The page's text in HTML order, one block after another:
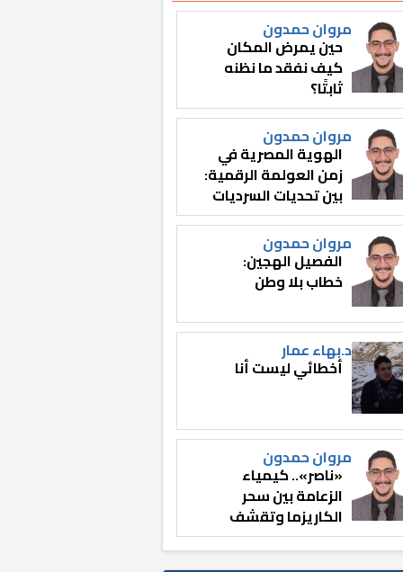
مروان حمدون
حين يمرض المكان
كيف نفقد ما نظنه
ثابتًا؟
مروان حمدون
الهوية المصرية في
زمن العولمة الرقمية:
بين تحديات السرديات
وصناعة الوعي
مروان حمدون
الفصيل الهجين:
خطاب بلا وطن
د.بهاء عمار
أخطائي ليست أنا
مروان حمدون
«ناصر».. كيمياء
الزعامة بين سحر
الكاريزما وتقشف
الثائر